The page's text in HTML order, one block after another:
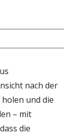
nach der
und die
– mit
die